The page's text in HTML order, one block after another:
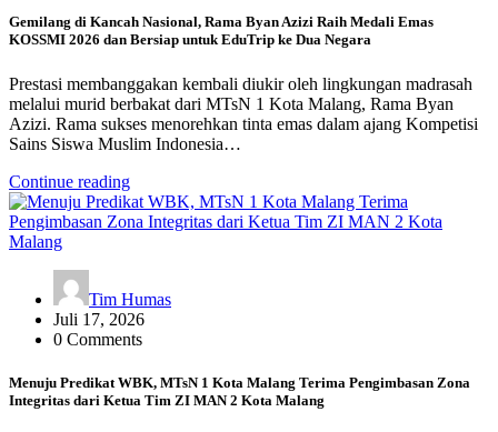
Gemilang di Kancah Nasional, Rama Byan Azizi Raih Medali Emas
KOSSMI 2026 dan Bersiap untuk EduTrip ke Dua Negara
Prestasi membanggakan kembali diukir oleh lingkungan madrasah
melalui murid berbakat dari MTsN 1 Kota Malang, Rama Byan
Azizi. Rama sukses menorehkan tinta emas dalam ajang Kompetisi
Sains Siswa Muslim Indonesia…
Continue reading
Tim Humas
Juli 17, 2026
0 Comments
Menuju Predikat WBK, MTsN 1 Kota Malang Terima Pengimbasan Zona
Integritas dari Ketua Tim ZI MAN 2 Kota Malang